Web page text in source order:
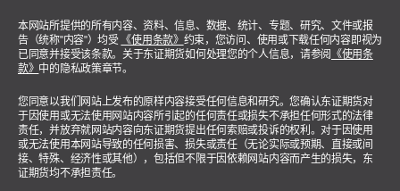
本网站所提供的所有内容、资料、信息、数据、统计、专题、研究、文件或报
告（统称"内容"）均受 《使用条款》 约束，您访问、使用或下载任何内容即视为
已同意并接受该条款。关于东证期货如何处理您的个人信息，请参阅 《使用条
款》 中的隐私政策章节。
您同意以我们网站上发布的原样内容接受任何信息和研究。您确认东证期货对
于因使用或无法使用网站内容所引起的任何责任或损失不承担任何形式的法律
责任，并放弃就网站内容向东证期货提出任何索赔或投诉的权利。对于因使用
或无法使用本网站导致的任何损害、损失或责任（无论实际或预期、直接或间
接、特殊、经济性或其他），包括但不限于因依赖网站内容而产生的损失，东
证期货均不承担责任。